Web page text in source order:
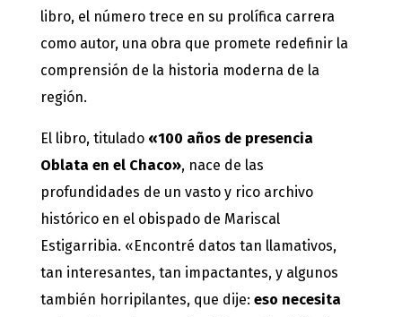
libro, el número trece en su prolífica carrera
como autor, una obra que promete redefinir la
comprensión de la historia moderna de la
región.
El libro, titulado «100 años de presencia
Oblata en el Chaco», nace de las
profundidades de un vasto y rico archivo
histórico en el obispado de Mariscal
Estigarribia. «Encontré datos tan llamativos,
tan interesantes, tan impactantes, y algunos
también horripilantes, que dije: eso necesita